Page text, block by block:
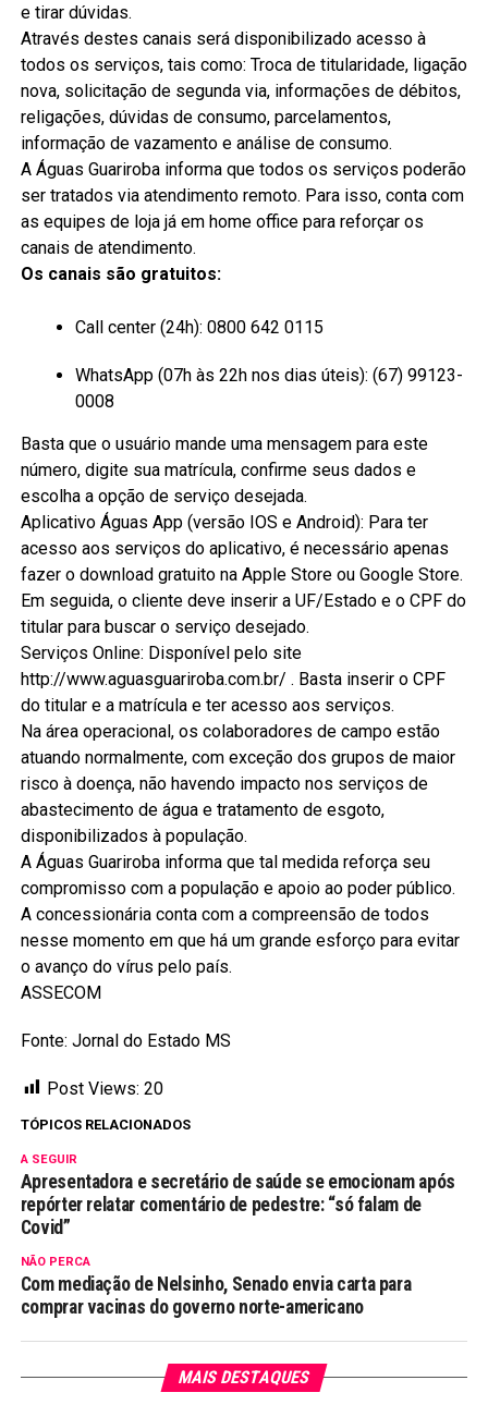
e tirar dúvidas.
Através destes canais será disponibilizado acesso à
todos os serviços, tais como: Troca de titularidade, ligação
nova, solicitação de segunda via, informações de débitos,
religações, dúvidas de consumo, parcelamentos,
informação de vazamento e análise de consumo.
A Águas Guariroba informa que todos os serviços poderão
ser tratados via atendimento remoto. Para isso, conta com
as equipes de loja já em home office para reforçar os
canais de atendimento.
Os canais são gratuitos:
Call center (24h): 0800 642 0115
WhatsApp (07h às 22h nos dias úteis): (67) 99123-
0008
Basta que o usuário mande uma mensagem para este
número, digite sua matrícula, confirme seus dados e
escolha a opção de serviço desejada.
Aplicativo Águas App (versão IOS e Android): Para ter
acesso aos serviços do aplicativo, é necessário apenas
fazer o download gratuito na Apple Store ou Google Store.
Em seguida, o cliente deve inserir a UF/Estado e o CPF do
titular para buscar o serviço desejado.
Serviços Online: Disponível pelo site
http://www.aguasguariroba.com.br/ . Basta inserir o CPF
do titular e a matrícula e ter acesso aos serviços.
Na área operacional, os colaboradores de campo estão
atuando normalmente, com exceção dos grupos de maior
risco à doença, não havendo impacto nos serviços de
abastecimento de água e tratamento de esgoto,
disponibilizados à população.
A Águas Guariroba informa que tal medida reforça seu
compromisso com a população e apoio ao poder público.
A concessionária conta com a compreensão de todos
nesse momento em que há um grande esforço para evitar
o avanço do vírus pelo país.
ASSECOM
Fonte: Jornal do Estado MS
Post Views: 20
TÓPICOS RELACIONADOS
A SEGUIR
Apresentadora e secretário de saúde se emocionam após
repórter relatar comentário de pedestre: “só falam de
Covid”
NÃO PERCA
Com mediação de Nelsinho, Senado envia carta para
comprar vacinas do governo norte-americano
MAIS DESTAQUES